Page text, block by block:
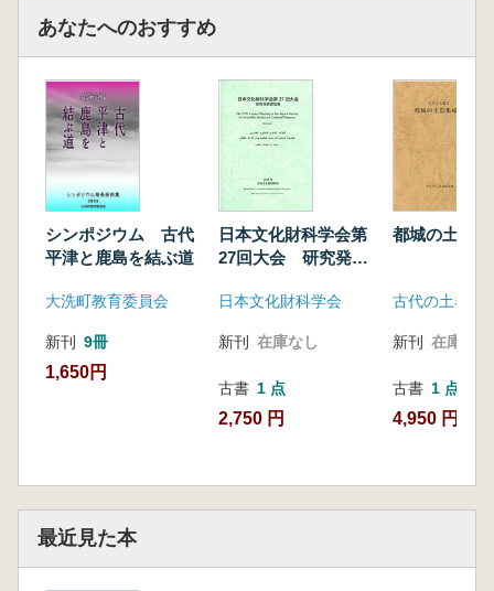
あなたへのおすすめ
シンポジウム 古代
平津と鹿島を結ぶ道
大洗町教育委員会
新刊 9冊
1,650円
日本文化財科学会第
27回大会 研究発表
日本文化財科学会
新刊 在庫なし
古書 1 点
2,750 円
都城の土器
古代の土器研
新刊 在庫なし
古書 1 点
4,950 円
最近見た本